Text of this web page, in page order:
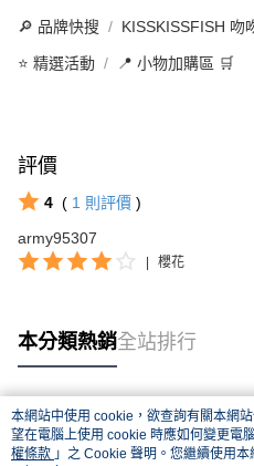
🔎 品牌快搜 KISSKISSFISH 吻
⭐ 精選活動 📍 小物加購區 🛒
評價
4 ( 1 則評價 )
army95307
| 櫻花
本分類熱銷全站排行
熱門標籤
本網站中使用 cookie，欲查詢有關本網
望在電腦上使用 cookie 時應如何變更電
權條款 」之 Cookie 聲明。您繼續使用